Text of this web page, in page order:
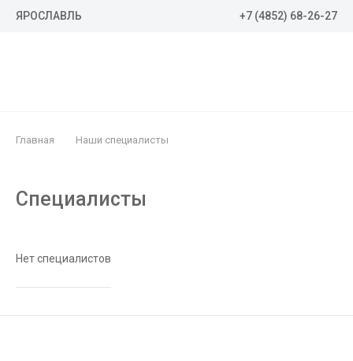
ЯРОСЛАВЛЬ +7 (4852) 68-26-27
Главная Наши специалисты
Специалисты
Нет специалистов